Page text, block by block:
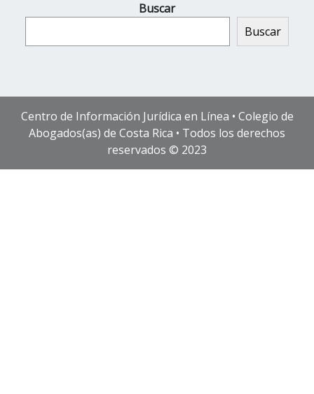
Buscar
Buscar
Centro de Información Jurídica en Línea • Colegio de
Abogados(as) de Costa Rica • Todos los derechos
reservados © 2023